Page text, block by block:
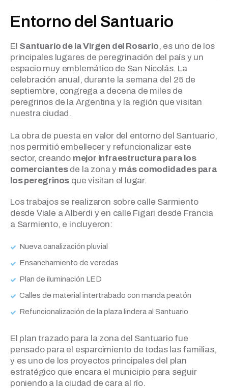
Entorno del Santuario
El Santuario de la Virgen del Rosario, es uno de los
principales lugares de peregrinación del país y un
espacio muy emblemático de San Nicolás. La
celebración anual, durante la semana del 25 de
septiembre, congrega a decena de miles de
peregrinos de la Argentina y la región que visitan
nuestra ciudad.
La obra de puesta en valor del entorno del Santuario,
nos permitió embellecer y refuncionalizar este
sector, creando mejor infraestructura para los
comerciantesde la zona y más comodidades para
los peregrinos que visitan el lugar.
Los trabajos se realizaron sobre calle Sarmiento
desde Viale a Alberdi y en calle Figari desde Francia
a Sarmiento, e incluyeron:
Nueva canalización pluvial
Ensanchamiento de veredas
Plan de iluminación LED
Calles de material intertrabado con manda peatón
Refuncionalización de la plaza lindera al Santuario
El plan trazado para la zona del Santuario fue
pensado para el esparcimiento de todas las familias,
y es uno de los proyectos principales del plan
estratégico que encara el municipio para seguir
poniendo a la ciudad de cara al río.